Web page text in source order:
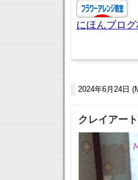
にほんブロ
2024年6月24日
クレイアー